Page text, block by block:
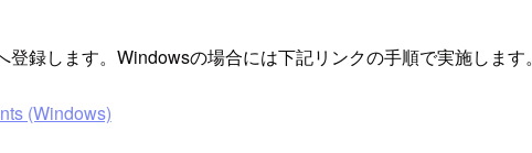
録します。Windowsの場合には下記リンクの手順で実施します。
(Windows)